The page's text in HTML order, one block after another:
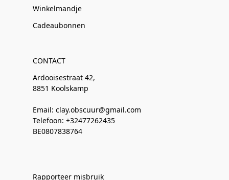
Winkelmandje
Cadeaubonnen
CONTACT
Ardooisestraat 42,
8851 Koolskamp
Email: clay.obscuur@gmail.com
Telefoon: +32477262435
BE0807838764
Rapporteer misbruik